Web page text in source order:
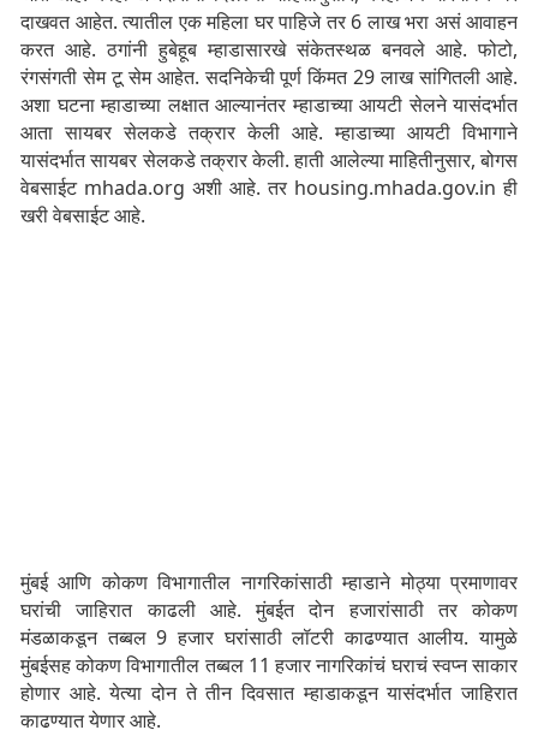
दाखवत आहेत. त्यातील एक महिला घर पाहिजे तर 6 लाख भरा असं आवाहन
करत आहे. ठगांनी हुबेहूब म्हाडासारखे संकेतस्थळ बनवले आहे. फोटो,
रंगसंगती सेम टू सेम आहेत. सदनिकेची पूर्ण किंमत 29 लाख सांगितली आहे.
अशा घटना म्हाडाच्या लक्षात आल्यानंतर म्हाडाच्या आयटी सेलने यासंदर्भात
आता सायबर सेलकडे तक्रार केली आहे. म्हाडाच्या आयटी विभागाने
यासंदर्भात सायबर सेलकडे तक्रार केली. हाती आलेल्या माहितीनुसार, बोगस
वेबसाईट mhada.org अशी आहे. तर housing.mhada.gov.in ही
खरी वेबसाईट आहे.
मुंबई आणि कोकण विभागातील नागरिकांसाठी म्हाडाने मोठ्या प्रमाणावर
घरांची जाहिरात काढली आहे. मुंबईत दोन हजारांसाठी तर कोकण
मंडळाकडून तब्बल 9 हजार घरांसाठी लॉटरी काढण्यात आलीय. यामुळे
मुंबईसह कोकण विभागातील तब्बल 11 हजार नागरिकांचं घराचं स्वप्न साकार
होणार आहे. येत्या दोन ते तीन दिवसात म्हाडाकडून यासंदर्भात जाहिरात
काढण्यात येणार आहे.